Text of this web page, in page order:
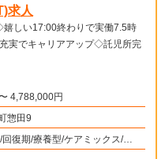
求人
実でキャリアアップ◇託児所完
年収 4,083,000円 〜 4,788,000円
惣田9
復期/療養型/ケアミックス/外
施設（訪問看護・リハ）、その